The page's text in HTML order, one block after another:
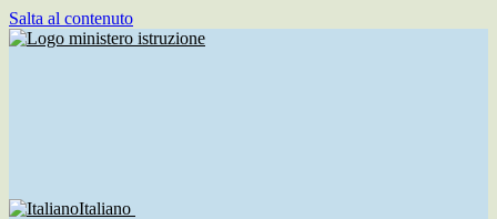
Salta al contenuto
Italiano